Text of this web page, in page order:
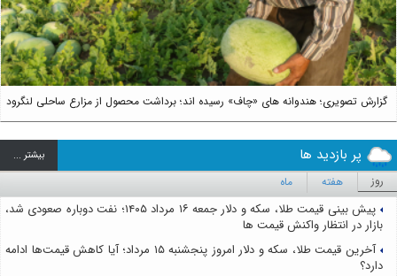
گزارش تصویری؛ هندوانه های «چاف» رسیده اند؛ برداشت محصول از مزارع ساحلی لنگرود
پر بازدید ها بيشتر ...
روز هفته ماه
پیش بینی قیمت طلا، سکه و دلار جمعه ۱۶ مرداد ۱۴۰۵؛ نفت دوباره صعودی شد،
بازار در انتظار واکنش قیمت ها
آخرین قیمت طلا، سکه و دلار امروز پنجشنبه ۱۵ مرداد؛ آیا کاهش قیمت‌ها ادامه
دارد؟